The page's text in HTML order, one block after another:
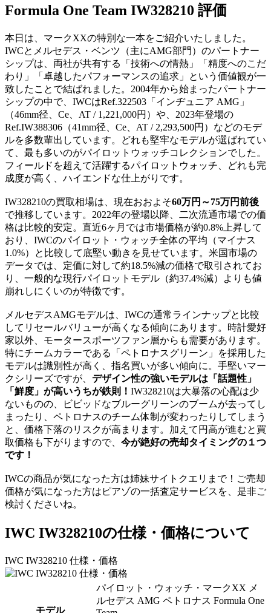
Formula One Team IW328210 評価
本日は、マークXXの特別な一本をご紹介いたしました。
IWCとメルセデス・ベンツ（主にAMG部門）のパートナー
シップは、両社が共有する「技術への情熱」「精度へのこだ
わり」「卓越したパフォーマンスの追求」という価値観が一
致したことで結ばれました。2004年から始まったパートナー
シップの中で、IWCはRef.322503「インヂュニア AMG」
（46mm径、Ce、AT / 1,221,000円）や、2023年登場の
Ref.IW388306（41mm径、Ce、AT / 2,293,500円）などのモデ
ルを多数輩出しています。どれも堅牢なモデルが選ばれてい
て、最も多いのがパイロットウォッチコレクションでした。
フィールドを超えて活躍するパイロットウォッチ、どれも完
成度が高く、ハイエンドな仕上がりです。
IW328210の買取相場は、現在おおよそ60万円～75万円前後
で推移しています。2022年の登場以降、二次流通市場での価
格は比較的安定。直近6ヶ月では市場価格が約0.8%上昇して
おり、IWCのパイロット・ウォッチ全体の平均（マイナス
1.0%）と比較して底堅い動きを見せています。米国市場の
データでは、定価に対して約18.5%減の価格で取引されてお
り、一般的な現行パイロットモデル（約37.4%減）よりも値
崩れしにくいのが特徴です。
メルセデスAMGモデルは、IWCの通常ラインナップと比較
してリセールバリューが高くなる傾向にあります。時計愛好
家以外、モータースポーツファン層からも需要があります。
特にチームカラーである「ペトロナスグリーン」を採用した
モデルは識別性が高く、指名買いが多い傾向に。手堅いマー
クシリーズですが、 デザイン性の強いモデルは「話題性」
「鮮度」が高いうちが鉄則！ IW328210は大暴落の心配は少
ないものの、ビビッドなブルーグリーンのブームが去ってし
まったり、ペトロナスのチーム体制が変わったりしてしまう
と、価格下落のリスクが高まります。加えて円高が進むと買
取価格も下がりますので、 今が絶好の売却タイミングの１つ
です！
IWCの商品が気になった方は姉妹サイトクエリまで！ご売却
価格が気になった方はピアゾの一括査定サービスを、是非ご
検討くださいね。
IWC IW328210の仕様・価格について
IWC IW328210 仕様・価格
モデル
パイロット・ウォッチ・マークXX メ
ルセデス AMG ペトロナス Formula One